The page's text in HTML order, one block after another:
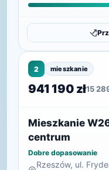
2 mieszkanie
941 190 zł15
Mieszkanie
centrum
Dobre dopasowanie
Rzeszów, ul.